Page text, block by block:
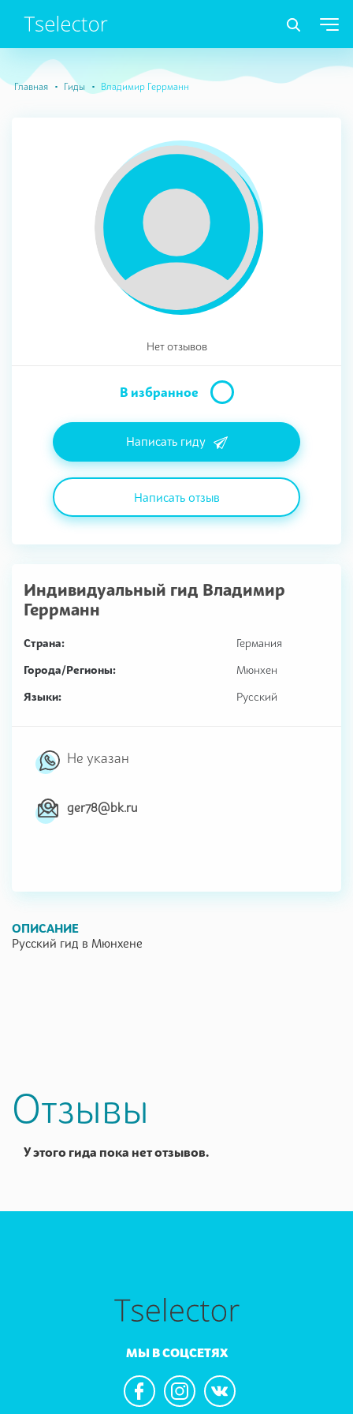
Главная Гиды Владимир Геррманн
Нет отзывов
В избранное
Написать гиду
Написать отзыв
Индивидуальный гид Владимир
Геррманн
Страна:
Германия
Города/Регионы:
Мюнхен
Языки:
Русский
Не указан
ger78@bk.ru
ОПИСАНИЕ
Русский гид в Мюнхене
Отзывы
У этого гида пока нет отзывов.
МЫ В СОЦСЕТЯХ